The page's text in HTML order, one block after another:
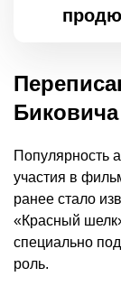
Биковича
Популярность
участия в
ранее стало
«Красный
специально
роль.